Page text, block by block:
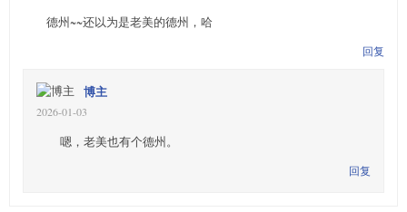
德州~~还以为是老美的德州，哈
回复
博主
2026-01-03
嗯，老美也有个德州。
回复